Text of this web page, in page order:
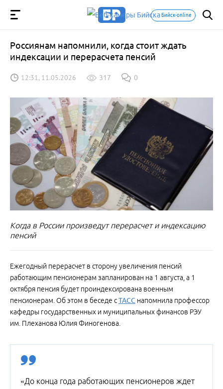
Бийск-online
Россиянам напомнили, когда стоит ждать
индексации и перерасчета пенсий
12:31, 11.05.2026 317 0
Когда в России произведут перерасчет и индексацию
пенсий
Ежегодный перерасчет в сторону увеличения пенсий
работающим пенсионерам запланирован на 1 августа, а 1
октября пенсия будет проиндексирована военным
пенсионерам. Об этом в беседе сТАСС напомнила профессор
кафедры государственных и муниципальных финансов РЭУ
им. Плеханова Юлия Финогенова.
«До конца года работающих пенсионеров ждет